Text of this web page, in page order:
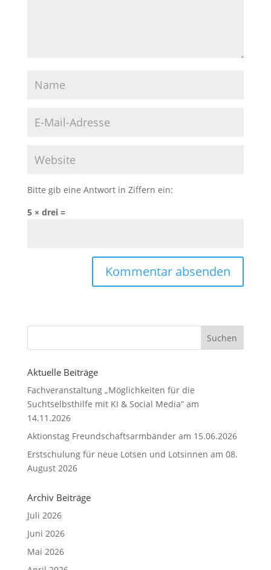
Bitte gib eine Antwort in Ziffern ein:
5 × drei =
Aktuelle Beiträge
Fachveranstaltung „Möglichkeiten für die
Suchtselbsthilfe mit KI & Social Media“ am
14.11.2026
Aktionstag Freundschaftsarmbänder am 15.06.2026
Erstschulung für neue Lotsen und Lotsinnen am 08.
August 2026
Archiv Beiträge
Juli 2026
Juni 2026
Mai 2026